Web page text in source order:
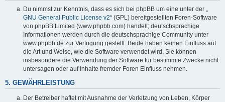
Du nimmst zur Kenntnis, dass es sich bei phpBB um eine unter der „
GNU General Public License v2“ (GPL) bereitgestellten Foren-Software
von phpBB Limited (www.phpbb.com) handelt; deutschsprachige
Informationen werden durch die deutschsprachige Community unter
www.phpbb.de zur Verfügung gestellt. Beide haben keinen Einfluss auf
die Art und Weise, wie die Software verwendet wird. Sie können
insbesondere die Verwendung der Software für bestimmte Zwecke nicht
untersagen oder auf Inhalte fremder Foren Einfluss nehmen.
5. GEWÄHRLEISTUNG
Der Betreiber haftet mit Ausnahme der Verletzung von Leben, Körper